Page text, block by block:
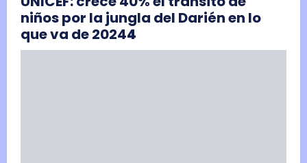
niños por la jungla del Darién en lo
que va de 20244